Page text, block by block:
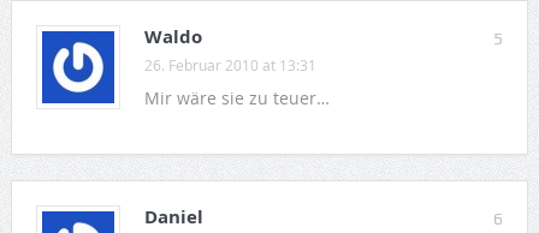
5
Waldo
26. Februar 2010 at 13:31
Mir wäre sie zu teuer…
6
Daniel